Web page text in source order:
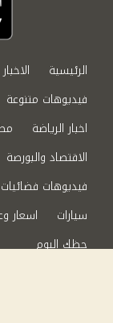
الرئيسية
فيديوهات متنوعة
اخبار الرياضة
الاقتصاد والبورصة
فيديوهات فضائيات
سيارات
اسعار
حظك اليوم